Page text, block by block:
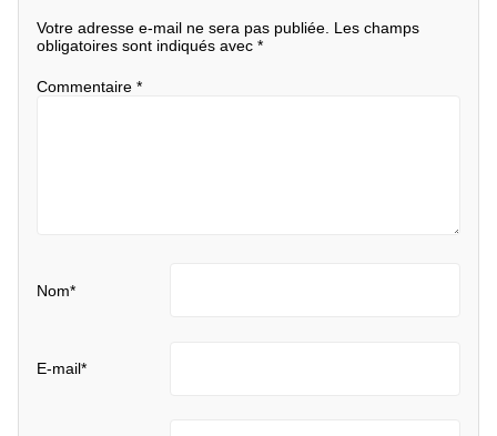
Votre adresse e-mail ne sera pas publiée. Les champs
obligatoires sont indiqués avec *
Commentaire *
Nom*
E-mail*